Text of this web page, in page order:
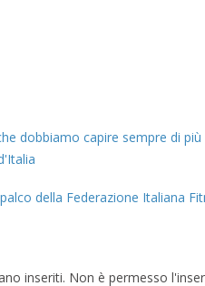
dobbiamo capire sempre di più
della Federazione Italiana
inseriti. Non è permesso